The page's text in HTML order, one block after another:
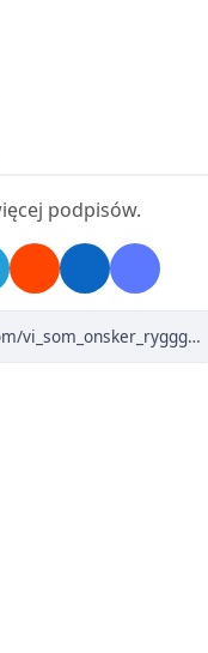
podpisów.